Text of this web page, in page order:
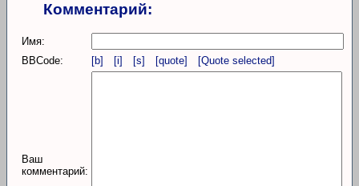
Комментарий:
Имя:
BBCode:
[b] [i] [s] [quote] [Quote selected]
Ваш
комментарий: